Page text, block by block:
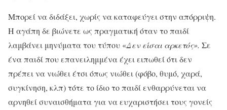
Μπορεί να διδάξει, χωρίς να καταφεύγει στην απόρριψη.
Η αγάπη δε βιώνετε ως πραγματική όταν το παιδί
λαμβάνει μηνύματα του τύπου «Δεν είσαι αρκετός». Σε
ένα παιδί που επανειλημμένα έχει ειπωθεί ότι δεν
πρέπει να νιώθει έτσι όπως νιώθει (φόβο, θυμό, χαρά,
συγκίνηση, κλπ) τότε το ίδιο το παιδί ενθαρρύνεται να
αρνηθεί συναισθήματα για να ευχαριστήσει τους γονείς